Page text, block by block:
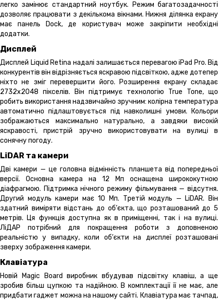
легко замінює стандартний ноутбук. Режим багатозадачності
дозволяє працювати з декількома вікнами. Нижня ділянка екрану
має панель Dock, де користувач може закріпити необхідні
додатки.
Дисплей
Дисплей Liquid Retina надалі залишається перевагою iPad Pro. Від
конкурентів він відрізняється яскравою підсвіткою, адже дотепер
ніхто не зміг перевершити його. Розширення екрану складає
2732х2048 пікселів. Він підтримує технологію True Tone, що
робить використання надзвичайно зручним: колірна температура
автоматично підлаштовується під навколишні умови. Кольори
зображаються максимально натурально, а завдяки високій
яскравості, пристрій зручно використовувати на вулиці в
сонячну погоду.
LiDAR та камери
Дві камери — це головна відмінність планшета від попередньої
версії. Основна камера на 12 Мп оснащена ширококутною
діафрагмою. Підтримка нічного режиму фільмування — відсутня.
Другий модуль камери має 10 Мп. Третій модуль — LiDAR. Він
здатний виміряти відстань до об’єкта, що розташований до 5
метрів. Ця функція доступна як в приміщенні, так і на вулиці.
ЛіДАР потрібний для покращення роботи з доповненою
реальністю у випадку, коли об’єкти на дисплеї розташовані
зверху зображення камери.
Клавіатура
Новій Magic Board виробник вбудував підсвітку клавіш, а ще
зробив більш цупкою та надійною. В комплектації її не має, але
придбати гаджет можна на нашому сайті. Клавіатура має тачпад,